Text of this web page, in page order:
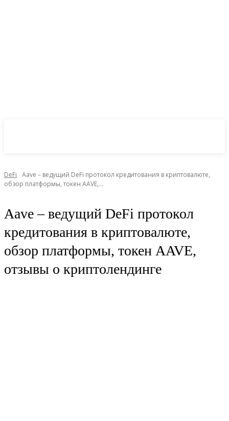
DeFi
Aave – ведущий DeFi протокол кредитования в криптовалюте,
обзор платформы, токен AAVE,...
Aave – ведущий DeFi протокол
кредитования в криптовалюте,
обзор платформы, токен AAVE,
отзывы о криптолендинге